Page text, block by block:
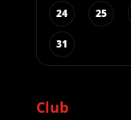
24 25
31
Club